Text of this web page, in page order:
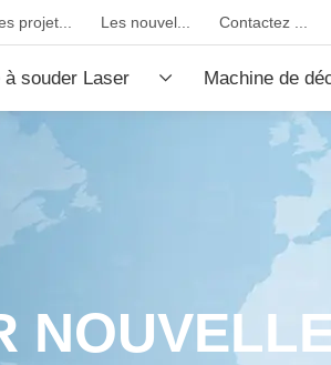
projet... Les nouvel... Contactez ...
à souder Laser Machine de